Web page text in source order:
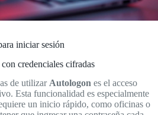
iniciar sesión
credenciales cifradas
de utilizar Autologon es el acceso
Esta funcionalidad es especialmente
un inicio rápido, como oficinas o